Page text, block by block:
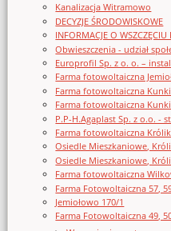
Kanalizacja Witramowo
DECYZJE ŚRODOWISKOWE
INFORMACJE O
Obwieszczenia - udział
Europrofil Sp. z o. o. –
Farma fotowoltaiczna
Farma fotowoltaiczna
Farma fotowoltaiczna
P.P-H.Agaplast Sp. z o.o. -
Farma fotowoltaiczna
Osiedle Mieszkaniowe,
Osiedle Mieszkaniowe,
Farma fotowoltaiczna
Farma Fotowoltaiczna 57,
Jemiołowo 170/1
Farma Fotowoltaiczna 49,